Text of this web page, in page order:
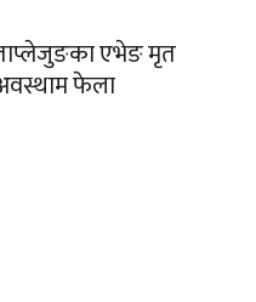
एभेङ मृत
फेला